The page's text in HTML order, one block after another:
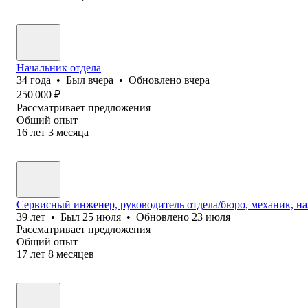
Начальник отдела
34 года • Был вчера • Обновлено вчера
250 000 ₽
Рассматривает предложения
Общий опыт
16 лет 3 месяца
Сервисный инженер, руководитель отдела/бюро, механик,
39 лет • Был 25 июля • Обновлено 23 июля
Рассматривает предложения
Общий опыт
17 лет 8 месяцев